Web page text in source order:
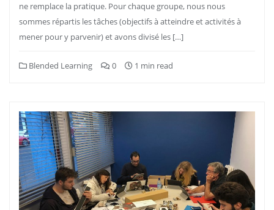
ne remplace la pratique. Pour chaque groupe, nous nous
sommes répartis les tâches (objectifs à atteindre et activités à
mener pour y parvenir) et avons divisé les […]
Blended Learning 0 1 min read